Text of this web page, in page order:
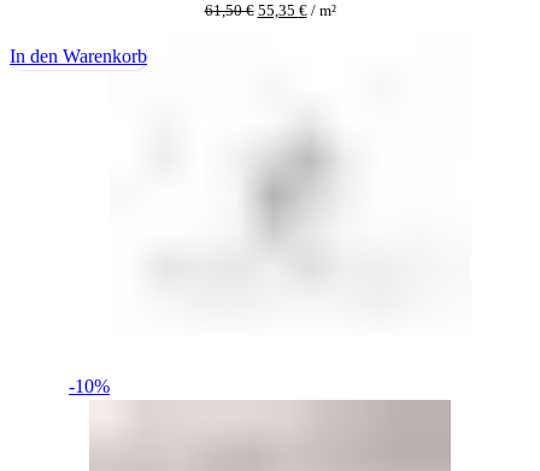
61,50€ 55,35 €/ m²
-10%
In den Warenkorb